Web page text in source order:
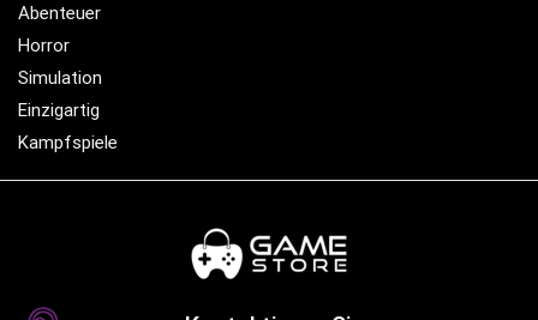
Abenteuer
Horror
Simulation
Einzigartig
Kampfspiele